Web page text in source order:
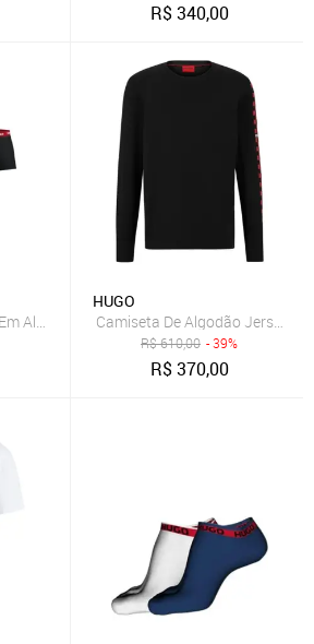
R$340,00
Algodão Elástico Com Logo
HUGO
Camiseta De Algodão Jersey
R$610,00 - 39%
R$370,00